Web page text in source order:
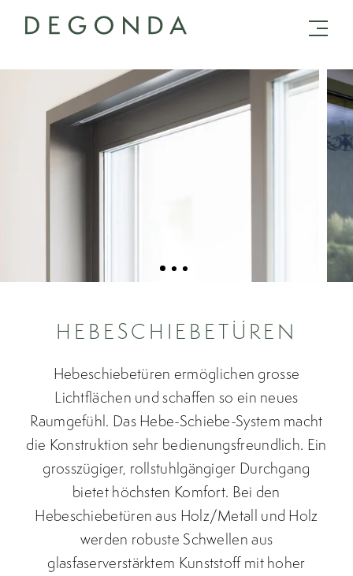
HEBESCHIEBETÜREN
Hebeschiebetüren ermöglichen grosse
Lichtflächen und schaffen so ein neues
Raumgefühl. Das Hebe-Schiebe-System macht
die Konstruktion sehr bedienungsfreundlich. Ein
grosszügiger, rollstuhlgängiger Durchgang
bietet höchsten Komfort. Bei den
Hebeschiebetüren aus Holz/Metall und Holz
werden robuste Schwellen aus
glasfaserverstärktem Kunststoff mit hoher